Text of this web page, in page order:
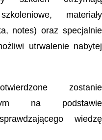
materiały
notes) oraz specjalnie
utrwalenie nabytej
zostanie
na podstawie
wiedzę